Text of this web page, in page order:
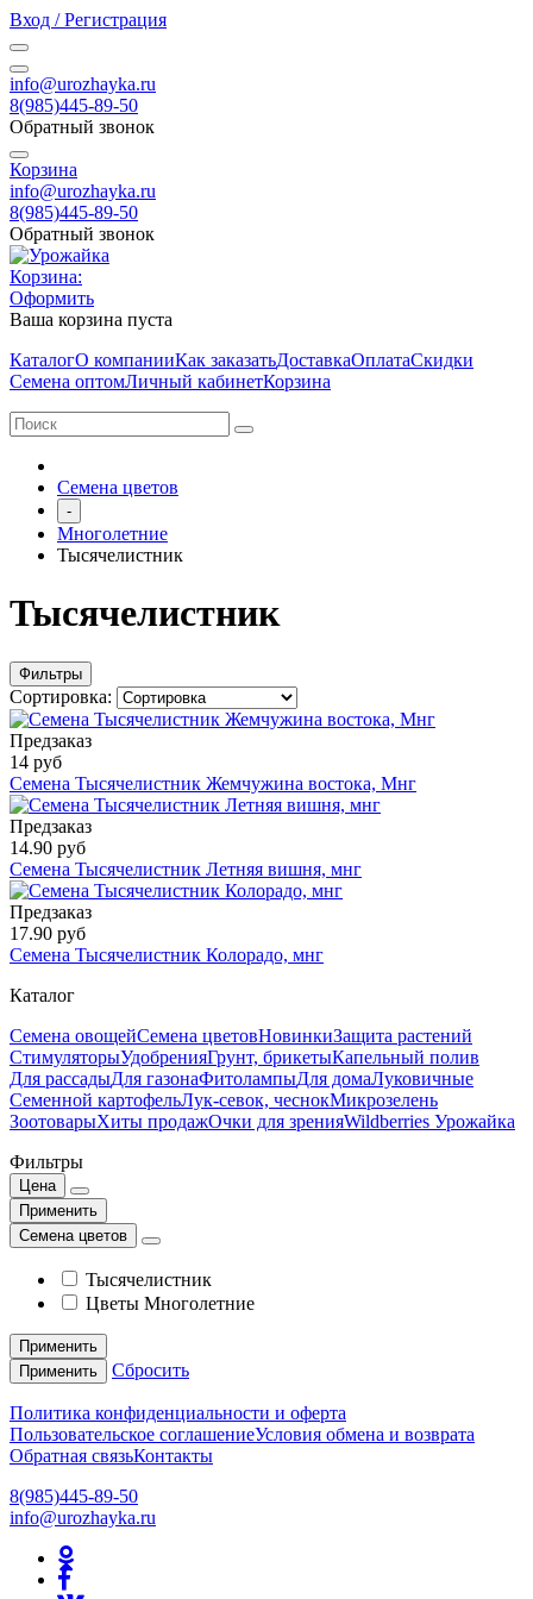
Вход / Регистрация
info@urozhayka.ru
8(985)445-89-50
Обратный звонок
Корзина
info@urozhayka.ru
8(985)445-89-50
Обратный звонок
Корзина:
Оформить
Ваша корзина пуста
КаталогО компанииКак заказатьДоставкаОплатаСкидки
Семена оптомЛичный кабинетКорзина
Семена цветов
-
Многолетние
Тысячелистник
Тысячелистник
Фильтры
Сортировка:
Предзаказ
14 руб
Семена Тысячелистник Жемчужина востока, Мнг
Предзаказ
14.90 руб
Семена Тысячелистник Летняя вишня, мнг
Предзаказ
17.90 руб
Семена Тысячелистник Колорадо, мнг
Каталог
Семена овощейСемена цветовНовинкиЗащита растений
СтимуляторыУдобренияГрунт, брикетыКапельный полив
Для рассадыДля газонаФитолампыДля домаЛуковичные
Семенной картофельЛук-севок, чеснокМикрозелень
ЗоотоварыХиты продажОчки для зренияWildberries Урожайка
Фильтры
Цена
Применить
Семена цветов
Тысячелистник
Цветы Многолетние
Применить
Применить
Сбросить
Политика конфиденциальности и оферта
Пользовательское соглашениеУсловия обмена и возврата
Обратная связьКонтакты
8(985)445-89-50
info@urozhayka.ru